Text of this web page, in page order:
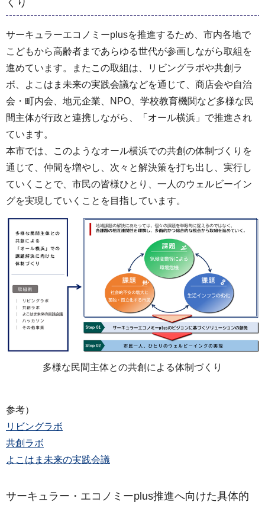
サーキュラーエコノミーplusを推進するため、市内各地で
こどもから高齢者まであらゆる世代が参画しながら取組を
進めています。またこの取組は、リビングラボや共創ラ
ボ、よこはま未来の実践会議などを通じて、商店会や自治
会・町内会、地元企業、NPO、学校教育機関など多様な民
間主体が行政と連携しながら、「オール横浜」で推進され
ています。
本市では、このようなオール横浜での共創の体制づくりを
通じて、仲間を増やし、次々と解決策を打ち出し、実行し
ていくことで、市民の皆様ひとり、一人のウェルビーイン
グを実現していくことを目指しています。
多様な民間主体との共創による体制づくり
参考）
リビングラボ
共創ラボ
よこはま未来の実践会議
サーキュラー・エコノミーplus推進へ向けた具体的